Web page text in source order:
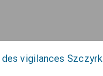
vigilances Szczyrk